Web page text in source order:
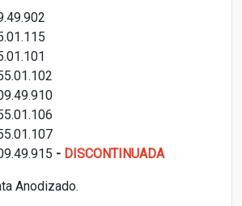
- DISCONTINUADA
Anodizado.